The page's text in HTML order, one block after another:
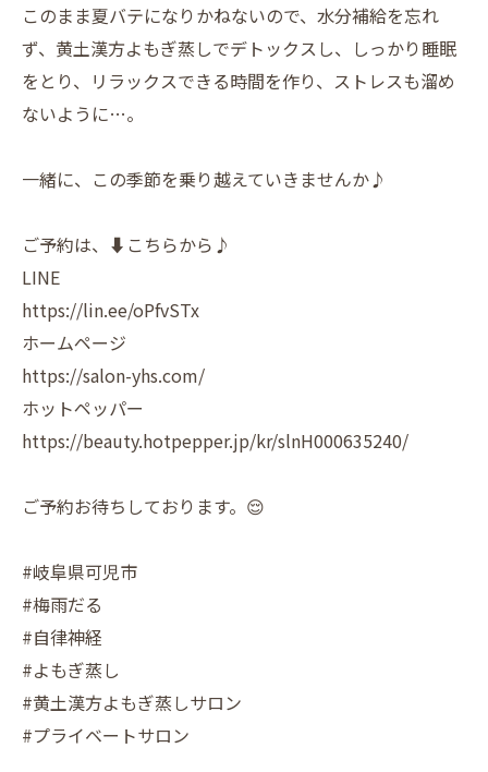
このまま夏バテになりかねないので、水分補給を忘れ
ず、黄土漢方よもぎ蒸しでデトックスし、しっかり睡眠
をとり、リラックスできる時間を作り、ストレスも溜め
ないように…。
一緒に、この季節を乗り越えていきませんか♪
ご予約は、⬇️こちらから♪
LINE
https://lin.ee/oPfvSTx
ホームページ
https://salon-yhs.com/
ホットペッパー
https://beauty.hotpepper.jp/kr/slnH000635240/
ご予約お待ちしております。😌
#岐阜県可児市
#梅雨だる
#自律神経
#よもぎ蒸し
#黄土漢方よもぎ蒸しサロン
#プライベートサロン